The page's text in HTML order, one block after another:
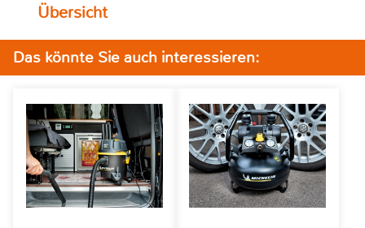
Übersicht
Das könnte Sie auch interessieren: